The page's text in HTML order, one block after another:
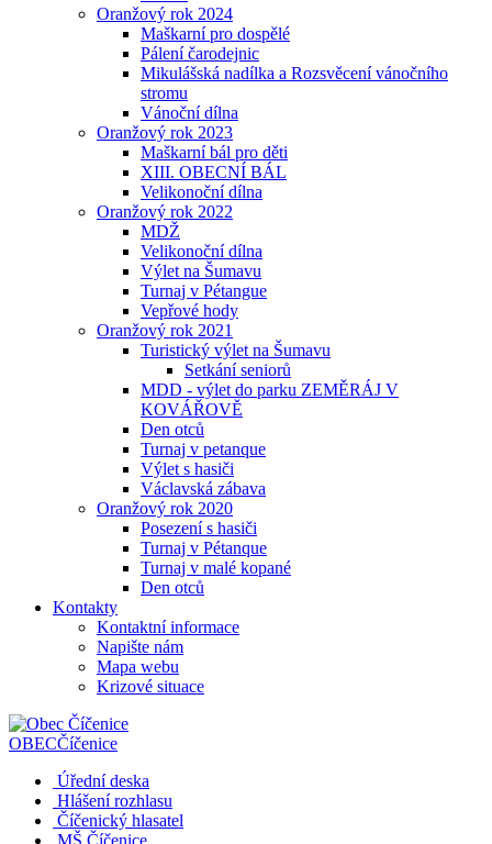
Oranžový rok 2024
Maškarní pro dospělé
Pálení čarodejnic
Mikulášská nadílka a Rozsvěcení vánočního
stromu
Vánoční dílna
Oranžový rok 2023
Maškarní bál pro děti
XIII. OBECNÍ BÁL
Velikonoční dílna
Oranžový rok 2022
MDŽ
Velikonoční dílna
Výlet na Šumavu
Turnaj v Pétangue
Vepřové hody
Oranžový rok 2021
Turistický výlet na Šumavu
Setkání seniorů
MDD - výlet do parku ZEMĚRÁJ V
KOVÁŘOVĚ
Den otců
Turnaj v petanque
Výlet s hasiči
Václavská zábava
Oranžový rok 2020
Posezení s hasiči
Turnaj v Pétanque
Turnaj v malé kopané
Den otců
Kontakty
Kontaktní informace
Napište nám
Mapa webu
Krizové situace
OBECČíčenice
Úřední deska
Hlášení rozhlasu
Číčenický hlasatel
MŠ Číčenice